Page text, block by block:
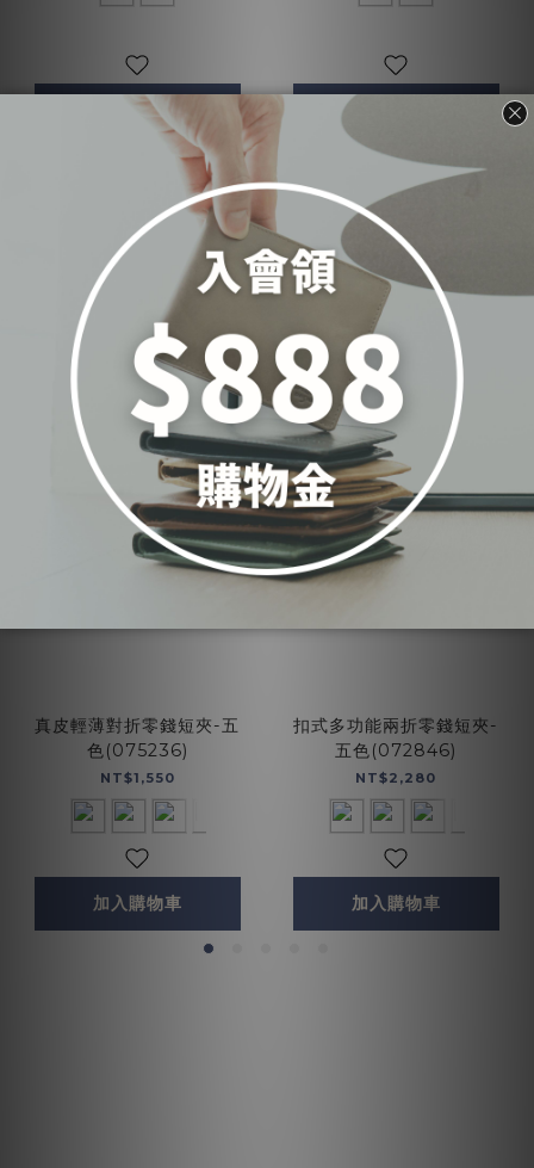
加入購物車
真皮輕薄對折零錢短夾-五
色(075236)
NT$1,550
加入購物車
扣式多功能兩折零錢短夾-
五色(072846)
NT$2,280
加入購物車